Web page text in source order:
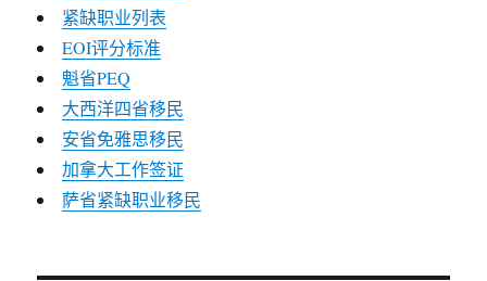
紧缺职业列表
EOI评分标准
魁省PEQ
大西洋四省移民
安省免雅思移民
加拿大工作签证
萨省紧缺职业移民